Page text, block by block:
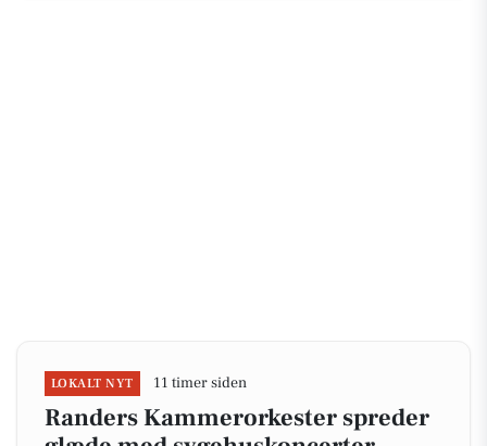
LOKALT NYT 11 timer siden
Randers Kammerorkester spreder